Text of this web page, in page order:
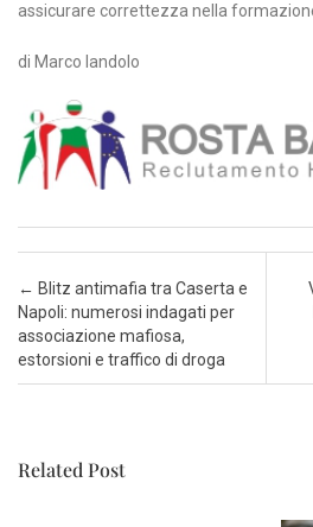
assicurare correttezza nella
di Marco Iandolo
Post navigation
← Blitz antimafia tra Caserta e
Napoli: numerosi indagati per
associazione mafiosa,
estorsioni e traffico di droga
Related Post